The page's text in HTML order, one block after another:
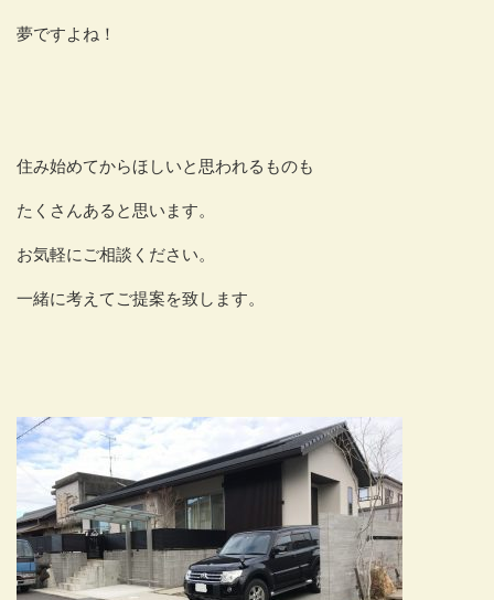
夢ですよね！
住み始めてからほしいと思われるものも
たくさんあると思います。
お気軽にご相談ください。
一緒に考えてご提案を致します。